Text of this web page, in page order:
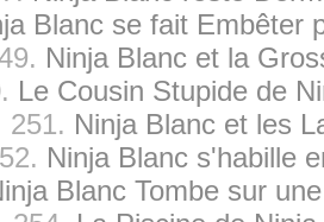
Blanc se fait Embêter
Ninja Blanc et la
Le Cousin Stupide de
251. Ninja Blanc et les
Ninja Blanc s'habille
Blanc Tombe sur